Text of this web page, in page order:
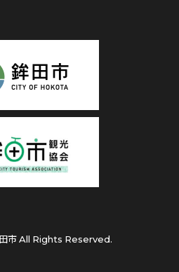
市 All Rights Reserved.